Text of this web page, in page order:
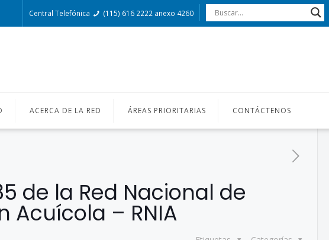
Central Telefónica (115) 616 2222 anexo 4260
ACERCA DE LA RED ÁREAS PRIORITARIAS CONTÁCTENOS
de la Red Nacional de
Acuícola – RNIA